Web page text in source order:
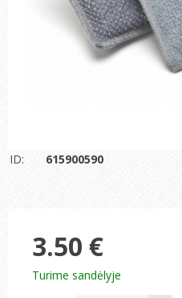
ID: 615900590
3.50 €
Turime sandėlyje